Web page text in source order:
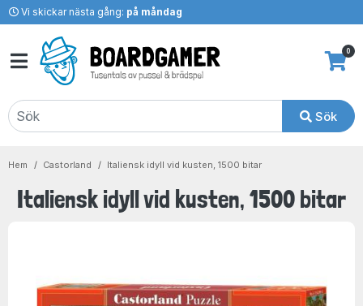
Vi skickar nästa gång: på måndag
Sök
0
Hem Castorland Italiensk idyll vid kusten, 1500 bitar
Italiensk idyll vid kusten, 1500 bitar